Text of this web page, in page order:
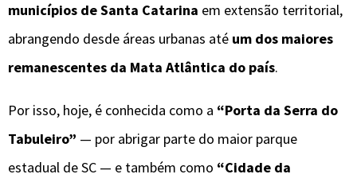
municípios de Santa Catarina em extensão territorial,
abrangendo desde áreas urbanas até um dos maiores
remanescentes da Mata Atlântica do país.
Por isso, hoje, é conhecida como a “Porta da Serra do
Tabuleiro” — por abrigar parte do maior parque
estadual de SC — e também como “Cidade da